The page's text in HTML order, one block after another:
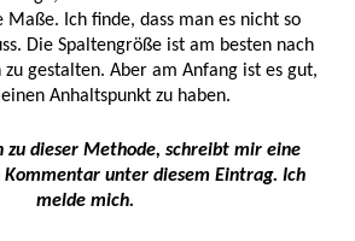
Ich finde, dass man es nicht so
Die Spaltengröße ist am besten nach
gestalten. Aber am Anfang ist es gut,
Anhaltspunkt zu haben.
zu dieser Methode, schreibt mir eine
unter diesem Eintrag. Ich
melde mich.